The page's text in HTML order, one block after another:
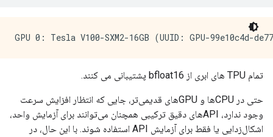
تمام TPU های ابری از bfloat16 پشتیبانی می کنند.
حتی در CPUها و GPUهای قدیمی‌تر، جایی که انتظار افزایش سرعت
وجود ندارد، APIهای دقیق ترکیبی همچنان می‌توانند برای آزمایش واحد،
اشکال‌زدایی یا فقط برای آزمایش API استفاده شوند. با این حال، در